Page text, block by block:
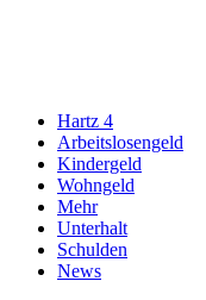
Hartz 4
Arbeitslosengeld
Kindergeld
Wohngeld
Mehr
Unterhalt
Schulden
News